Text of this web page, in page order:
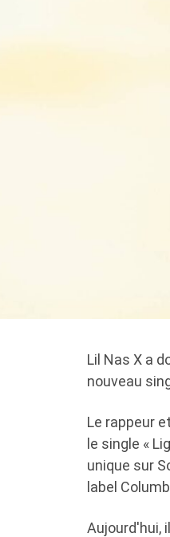
Lil Nas X a
nouveau
Le rappeur
le single «
unique sur
label
Aujourd'hui,